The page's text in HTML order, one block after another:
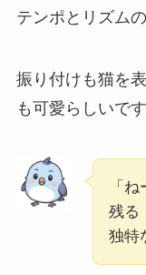
テンポとリズム
振り付けも猫を
も可愛らしいです
「
残る
独特